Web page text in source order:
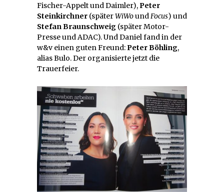
Fischer-Appelt und Daimler),Peter
Steinkirchner (späterWiWoundFocus) und
Stefan Braunschweig (später Motor-
Presse und ADAC). Und Daniel fand in der
w&v einen guten Freund:Peter Böhling,
alias Bulo. Der organisierte jetzt die
Trauerfeier.